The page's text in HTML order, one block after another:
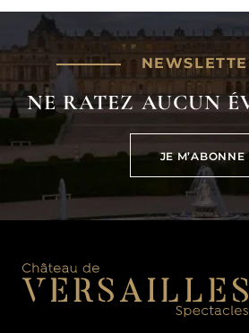
NE RATEZ AUCUN
JE M’ABONNE
JE M’ABONNE